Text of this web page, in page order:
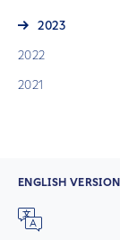
2023
2022
2021
ENGLISH VERSION